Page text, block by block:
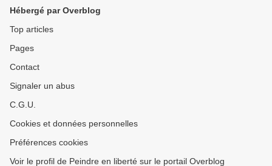
Hébergé par Overblog
Top articles
Pages
Contact
Signaler un abus
C.G.U.
Cookies et données personnelles
Préférences cookies
Voir le profil de Peindre en liberté sur le portail Overblog